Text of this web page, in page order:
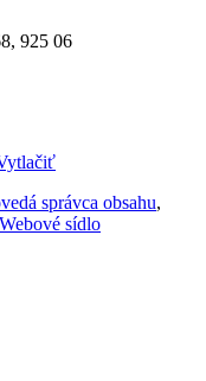
925 06
správca obsahu,
Webové sídlo